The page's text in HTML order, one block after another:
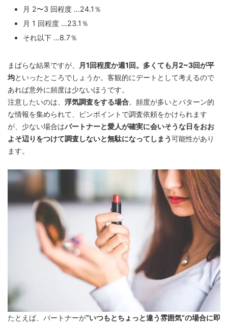
月 2〜3 回程度 …24.1％
月 1 回程度 …23.1％
それ以下 …8.7％
まばらな結果ですが、
月1回程度か週1回。多くても月2~3回が平
均といったところでしょうか。客観的にデートとして考えるので
あれば意外に頻度は少ないほうです。
注意したいのは、 浮気調査をする場合。頻度が多いとパターン的
な情報を集められて、ピンポイントで調査依頼をかけられます
が、少ない場合はパートナーと愛人が確実に会いそうな日をおお
よそ辺りをつけて調査しないと無駄になってしまう可能性があり
ます。
たとえば、パートナーが“いつもとちょっと違う雰囲気”の場合に即